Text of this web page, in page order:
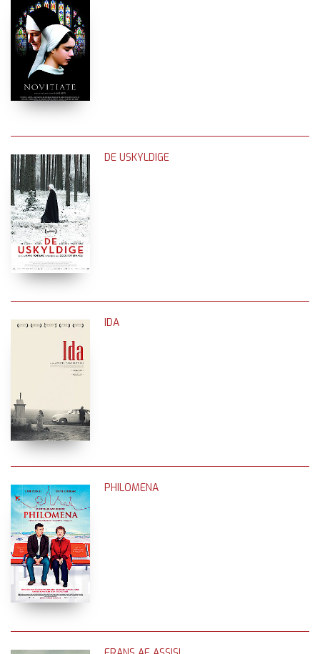
DE USKYLDIGE
IDA
PHILOMENA